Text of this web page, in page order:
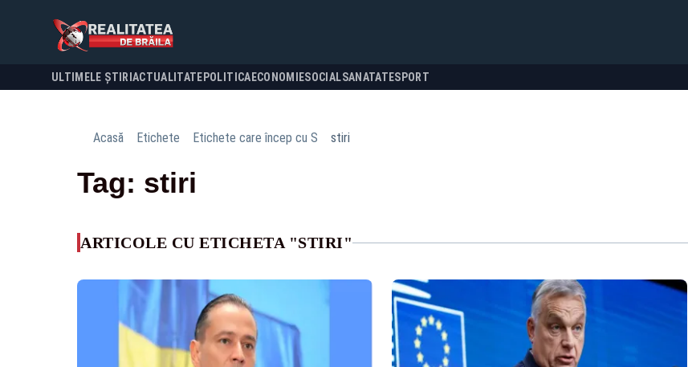
ULTIMELE ȘTIRI ACTUALITATE POLITICA ECONOMIESOCIALSANATATESPORT
Acasă Etichete Etichete care încep cu S stiri
Tag: stiri
ARTICOLE CU ETICHETA "STIRI"